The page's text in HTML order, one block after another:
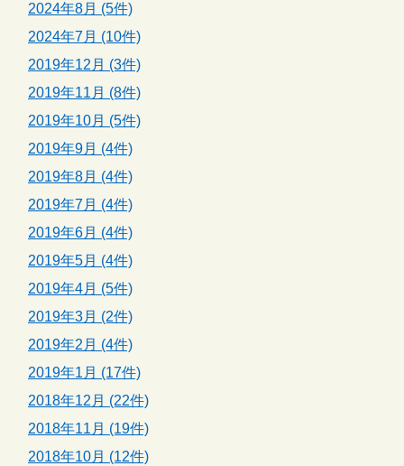
2024年8月 (5件)
2024年7月 (10件)
2019年12月 (3件)
2019年11月 (8件)
2019年10月 (5件)
2019年9月 (4件)
2019年8月 (4件)
2019年7月 (4件)
2019年6月 (4件)
2019年5月 (4件)
2019年4月 (5件)
2019年3月 (2件)
2019年2月 (4件)
2019年1月 (17件)
2018年12月 (22件)
2018年11月 (19件)
2018年10月 (12件)